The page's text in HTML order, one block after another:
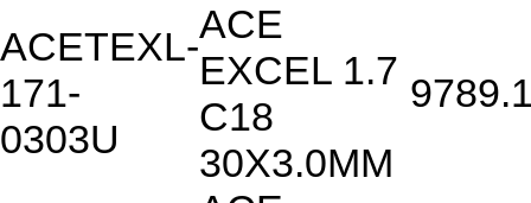
ACETEXL-
171-
0303U
ACE
EXCEL 1.7
C18
30X3.0MM